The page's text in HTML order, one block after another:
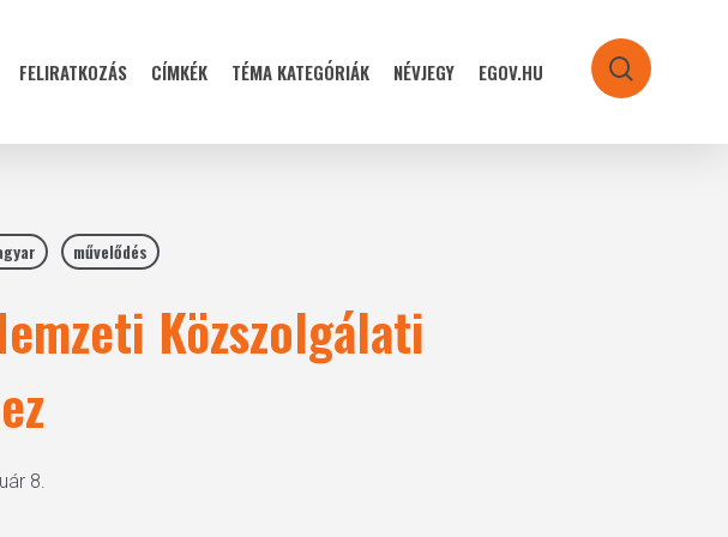
FELIRATKOZÁS CÍMKÉK TÉMA KATEGÓRIÁK NÉVJEGY EGOV.HU search
művelődés
Közszolgálati
8.